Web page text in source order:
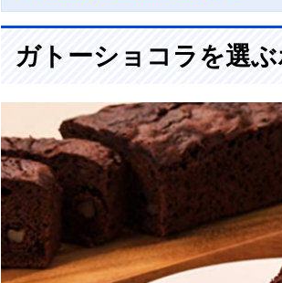
ガトーショコラを選